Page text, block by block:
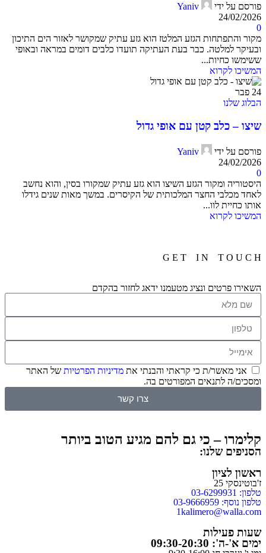
פורסם על ידי
Yaniv
24/02/2026
0
מקור והתפתחות הגזע המלטז הוא גזע עתיק שמקושר לאזור הים התיכון
ובעיקר למלטה. כבר בעת העתיקה תועדו כלבים דומים במראה ובאופי
ששימשו כחיות...
המשיכו לקרוא
24 פבר
הבלוג שלנו
שיצו – כלב קטן עם אופי גדול
פורסם על ידי
Yaniv
24/02/2026
0
היסטוריה ומקור הגזע השיצו הוא גזע עתיק שמקורו בסין, והוא נחשב
לאחד מכלבי החצר המלכותית של הקיסרים. במשך מאות שנים גידלו
אותו כחיית לוו...
המשיכו לקרוא
G E T I N T O U C H
השאירו פרטים ונציג מטעמנו ידאג לחזור בהקדם
אני מאשר/ת כי קראתי והבנתי את מדיניות הפרטיות של האתר
ומסכים/ה לתנאים המפורטים בה.
צרו קשר
קלימרו – כי גם להם מגיע הטוב ביותר
הסניפים שלנו:
ראשון לציון
ז'בוטינסקי 25
טלפון: 03-6299931
טלפון נוסף: 03-9666959
1kalimero@walla.com
שעות פעילות
ימים א'-ה': 09:30-20:30